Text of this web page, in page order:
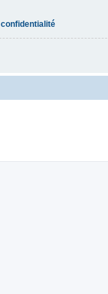
confidentialité